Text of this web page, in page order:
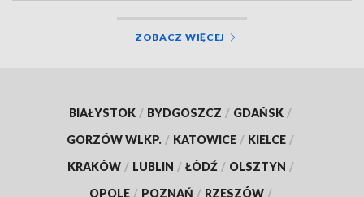
ZOBACZ WIĘCEJ
BIAŁYSTOK / BYDGOSZCZ / GDAŃSK /
GORZÓW WLKP. / KATOWICE / KIELCE /
KRAKÓW / LUBLIN / ŁÓDŹ / OLSZTYN /
OPOLE / POZNAŃ / RZESZÓW /